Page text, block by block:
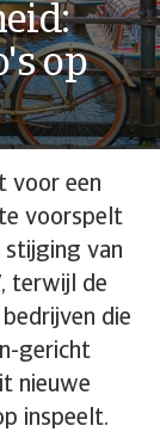
op
voor een
voorspelt
stijging van
terwijl de
die
gericht
nieuwe
inspeelt.